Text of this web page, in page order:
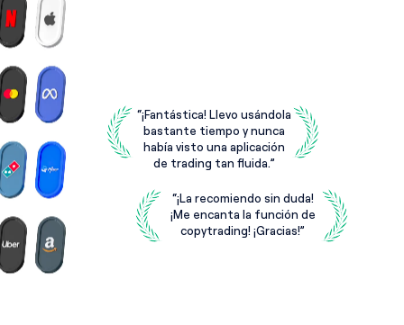
“¡Fantástica! Llevo usándola
bastante tiempo y nunca
había visto una aplicación
de trading tan fluida.”
“¡La recomiendo sin duda!
¡Me encanta la función de
copytrading! ¡Gracias!”